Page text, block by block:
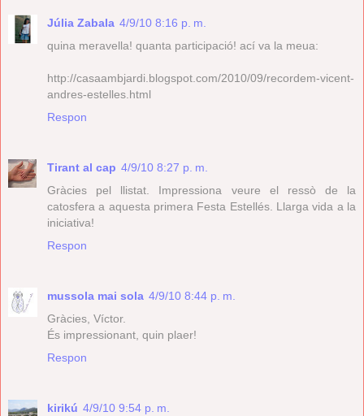
Júlia Zabala 4/9/10 8:16 p. m.
quina meravella! quanta participació! ací va la meua:
http://casaambjardi.blogspot.com/2010/09/recordem-vicent-
andres-estelles.html
Respon
Tirant al cap 4/9/10 8:27 p. m.
Gràcies pel llistat. Impressiona veure el ressò de la
catosfera a aquesta primera Festa Estellés. Llarga vida a la
iniciativa!
Respon
mussola mai sola 4/9/10 8:44 p. m.
Gràcies, Víctor.
És impressionant, quin plaer!
Respon
kirikú 4/9/10 9:54 p. m.